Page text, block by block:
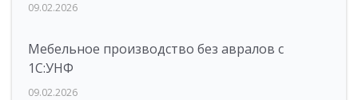
09.02.2026
Мебельное производство без авралов с
1С:УНФ
09.02.2026